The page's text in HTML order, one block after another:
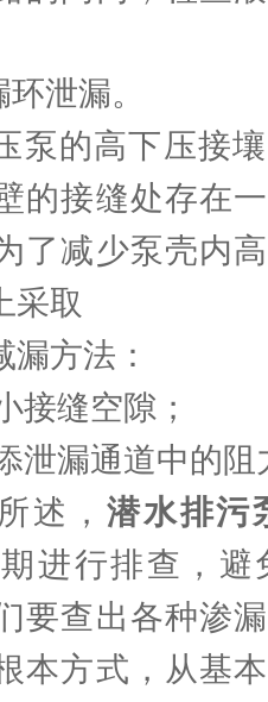
泄漏。
的高下压接壤
的接缝处存在
了减少泵壳内
采取
方法：
缝空隙；
漏通道中的阻
， 潜水排污
进行排查，避
要查出各种渗
本方式，从基